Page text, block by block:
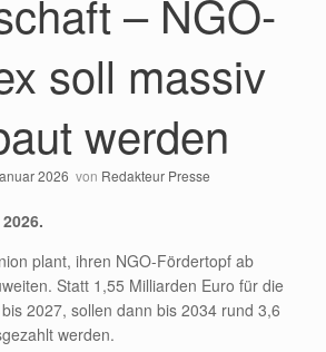
– NGO-
soll massiv
werden
2026 von Redakteur Presse
plant, ihren NGO-Fördertopf ab
Statt 1,55 Milliarden Euro für die
2027, sollen dann bis 2034 rund 3,6
werden.